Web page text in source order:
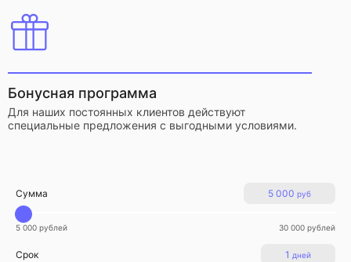
Бонусная программа
Для наших постоянных клиентов действуют
специальные предложения с выгодными условиями.
5 000 руб
Сумма
5 000 рублей 30 000 рублей
1 дней
Срок